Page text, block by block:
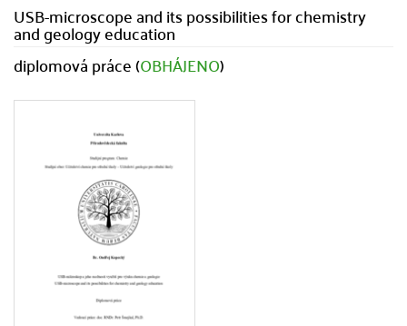
USB-microscope and its possibilities for chemistry
and geology education
diplomová práce (OBHÁJENO)